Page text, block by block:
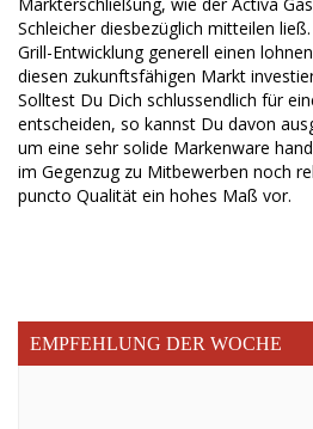
Schleicher diesbezüglich mitteilen
Grill-Entwicklung generell einen
diesen zukunftsfähigen Markt
Solltest Du Dich schlussendlich für
entscheiden, so kannst Du davon
um eine sehr solide Markenware
im Gegenzug zu Mitbewerben noch
puncto Qualität ein hohes Maß vor.
EMPFEHLUNG DER WOCHE